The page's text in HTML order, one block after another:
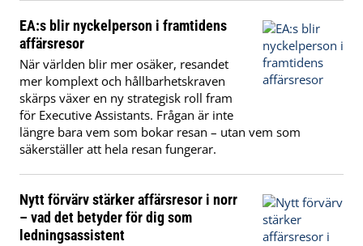
EA:s blir nyckelperson i framtidens
affärsresor
När världen blir mer osäker, resandet
mer komplext och hållbarhetskraven
skärps växer en ny strategisk roll fram
för Executive Assistants. Frågan är inte
längre bara vem som bokar resan – utan vem som
säkerställer att hela resan fungerar.
Nytt förvärv stärker affärsresor i norr
– vad det betyder för dig som
ledningsassistent